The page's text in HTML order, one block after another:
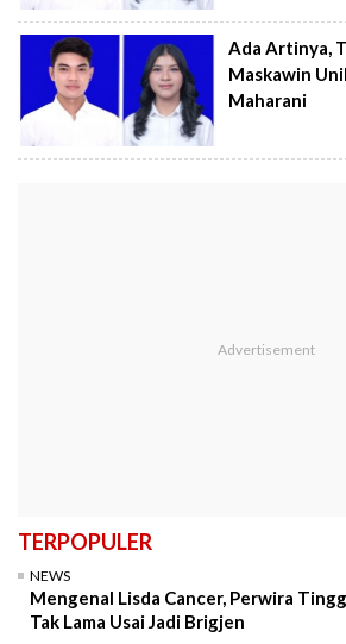
Ada Artinya,
Maskawin
Maharani
TERPOPULER
NEWS
Mengenal Lisda Cancer, Perwira
Tak Lama Usai Jadi Brigjen